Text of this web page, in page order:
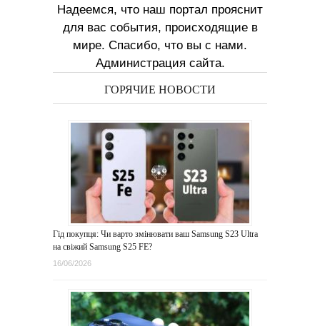
Надеемся, что наш портал прояснит
для вас события, происходящие в
мире. Спасибо, что вы с нами.
Администрация сайта.
ГОРЯЧИЕ НОВОСТИ
Гід покупця: Чи варто змінювати ваш Samsung S23 Ultra
на свіжий Samsung S25 FE?
16/06/2026